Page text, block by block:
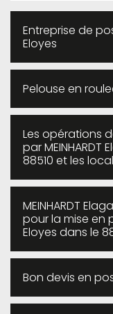
Entreprise de
Eloyes
Pelouse en
Les opérations
par
88510 et les
MEINHARDT
pour la mise en
Eloyes dans le
Bon devis en